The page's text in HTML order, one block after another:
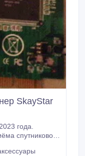
SkayStar
года.